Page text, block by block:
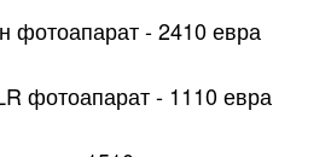
фотоапарат - 2410 евра
фотоапарат - 1110 евра